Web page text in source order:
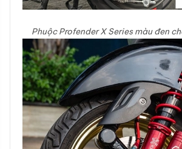
Phuộc Profender X Series màu đen